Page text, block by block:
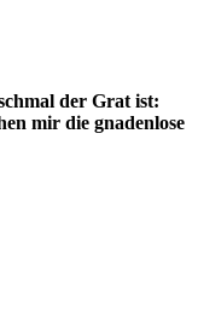
der Grat ist:
mir die gnadenlose